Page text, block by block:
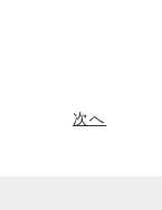
次へ